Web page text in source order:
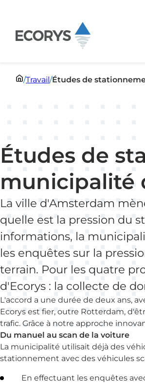
/Travail/Études de
Études de
municipalité
La ville d'Amsterdam
quelle est la pression du
informations, la
les enquêtes sur la
terrain. Pour les quatre
d'Ecorys : la collecte de
L'accord a une durée de deux ans,
Ecorys est fier, outre Rotterdam,
trafic. Grâce à notre approche
Du manuel au scan de la voiture
La municipalité utilisait déjà des
stationnement avec des véhicules
En effectuant les enquêtes